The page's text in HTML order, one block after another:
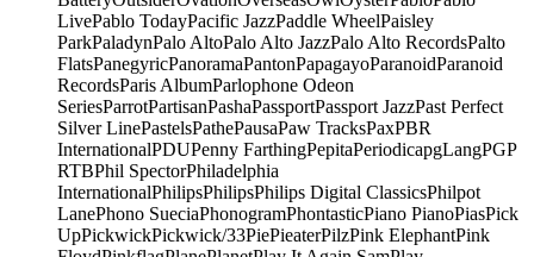
LivePablo TodayPacific JazzPaddle WheelPaisley
ParkPaladynPalo AltoPalo Alto JazzPalo Alto RecordsPalto
FlatsPanegyricPanoramaPantonPapagayoParanoidParanoid
RecordsParis AlbumParlophone Odeon
SeriesParrotPartisanPashaPassportPassport JazzPast Perfect
Silver LinePastelsPathePausaPaw TracksPaxPBR
InternationalPDUPenny FarthingPepitaPeriodicapgLangPGP
RTBPhil SpectorPhiladelphia
InternationalPhilipsPhilipsPhilips Digital ClassicsPhilpot
LanePhono SueciaPhonogramPhontasticPiano PianoPiasPick
UpPickwickPickwick/33PiePieaterPilzPink ElephantPink